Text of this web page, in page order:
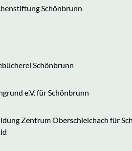
Schönbrunn
Schönbrunn
e.V. für Schönbrunn
Zentrum Oberschleichach für